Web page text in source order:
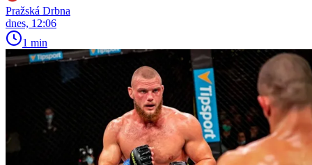
Pražská Drbna
dnes, 12:06
1 min